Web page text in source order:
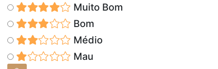
Muito Bom
Bom
Médio
Mau